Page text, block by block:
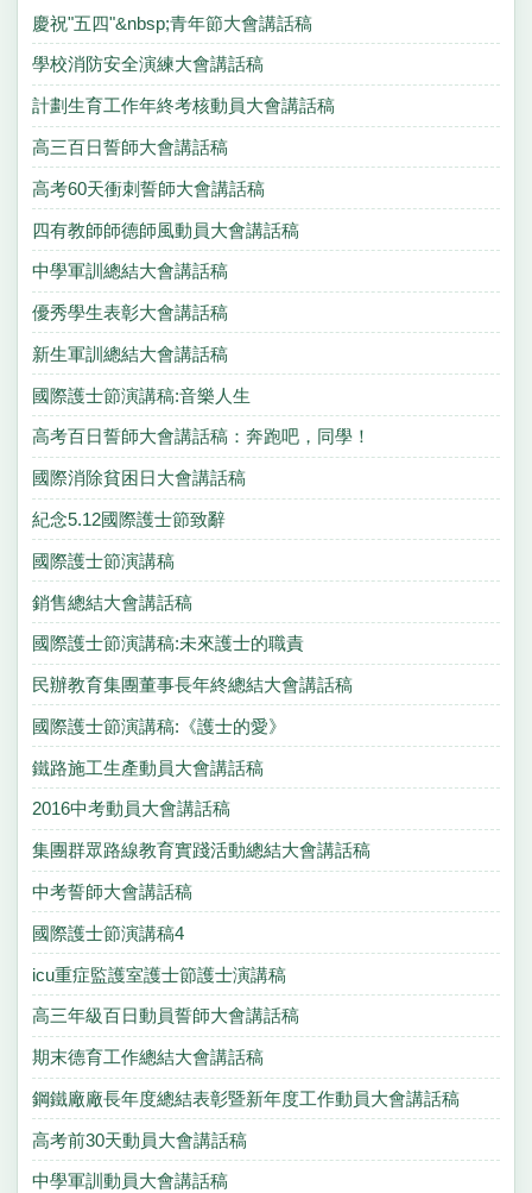
慶祝"五四"&nbsp;青年節大會講話稿
學校消防安全演練大會講話稿
計劃生育工作年終考核動員大會講話稿
高三百日誓師大會講話稿
高考60天衝刺誓師大會講話稿
四有教師師德師風動員大會講話稿
中學軍訓總結大會講話稿
優秀學生表彰大會講話稿
新生軍訓總結大會講話稿
國際護士節演講稿:音樂人生
高考百日誓師大會講話稿：奔跑吧，同學！
國際消除貧困日大會講話稿
紀念5.12國際護士節致辭
國際護士節演講稿
銷售總結大會講話稿
國際護士節演講稿:未來護士的職責
民辦教育集團董事長年終總結大會講話稿
國際護士節演講稿:《護士的愛》
鐵路施工生產動員大會講話稿
2016中考動員大會講話稿
集團群眾路線教育實踐活動總結大會講話稿
中考誓師大會講話稿
國際護士節演講稿4
icu重症監護室護士節護士演講稿
高三年級百日動員誓師大會講話稿
期末德育工作總結大會講話稿
鋼鐵廠廠長年度總結表彰暨新年度工作動員大會講話稿
高考前30天動員大會講話稿
中學軍訓動員大會講話稿